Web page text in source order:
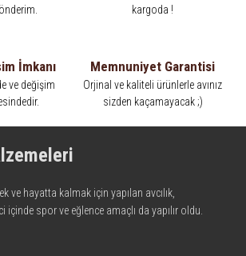
kargoda !
İmkanı
ve değişim
Memnuniyet Garantisi
Orjinal ve kaliteli ürünlerle avınız
sizden kaçamayacak ;)
ve hayatta kalmak için yapılan avcılık,
içinde spor ve eğlence amaçlı da yapılır oldu.
av malzemelerinde en iyisini meydana